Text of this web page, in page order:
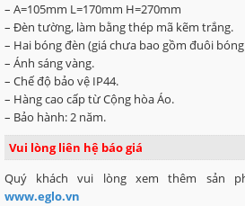
– A=105mm L=170mm H=270mm
– Đèn tường, làm bằng thép mã kẽm trắng.
– Hai bóng đèn (giá chưa bao gồm đuôi bóng
– Ánh sáng vàng.
– Chế độ bảo vệ IP44.
– Hàng cao cấp từ Cộng hòa Áo.
– Bảo hành: 2 năm.
Vui lòng liên hệ báo giá
Quý khách vui lòng xem thêm sản
www.eglo.vn